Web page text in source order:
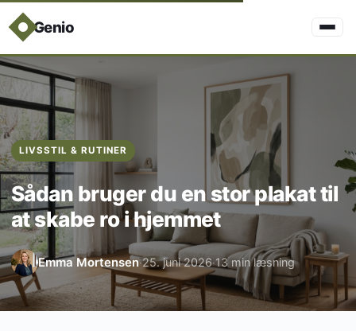
Genio
LIVSSTIL & RUTINER
Sådan bruger du en stor plakat til
at skabe ro i hjemmet
Emma Mortensen·25. juni 2026·13 min læsning